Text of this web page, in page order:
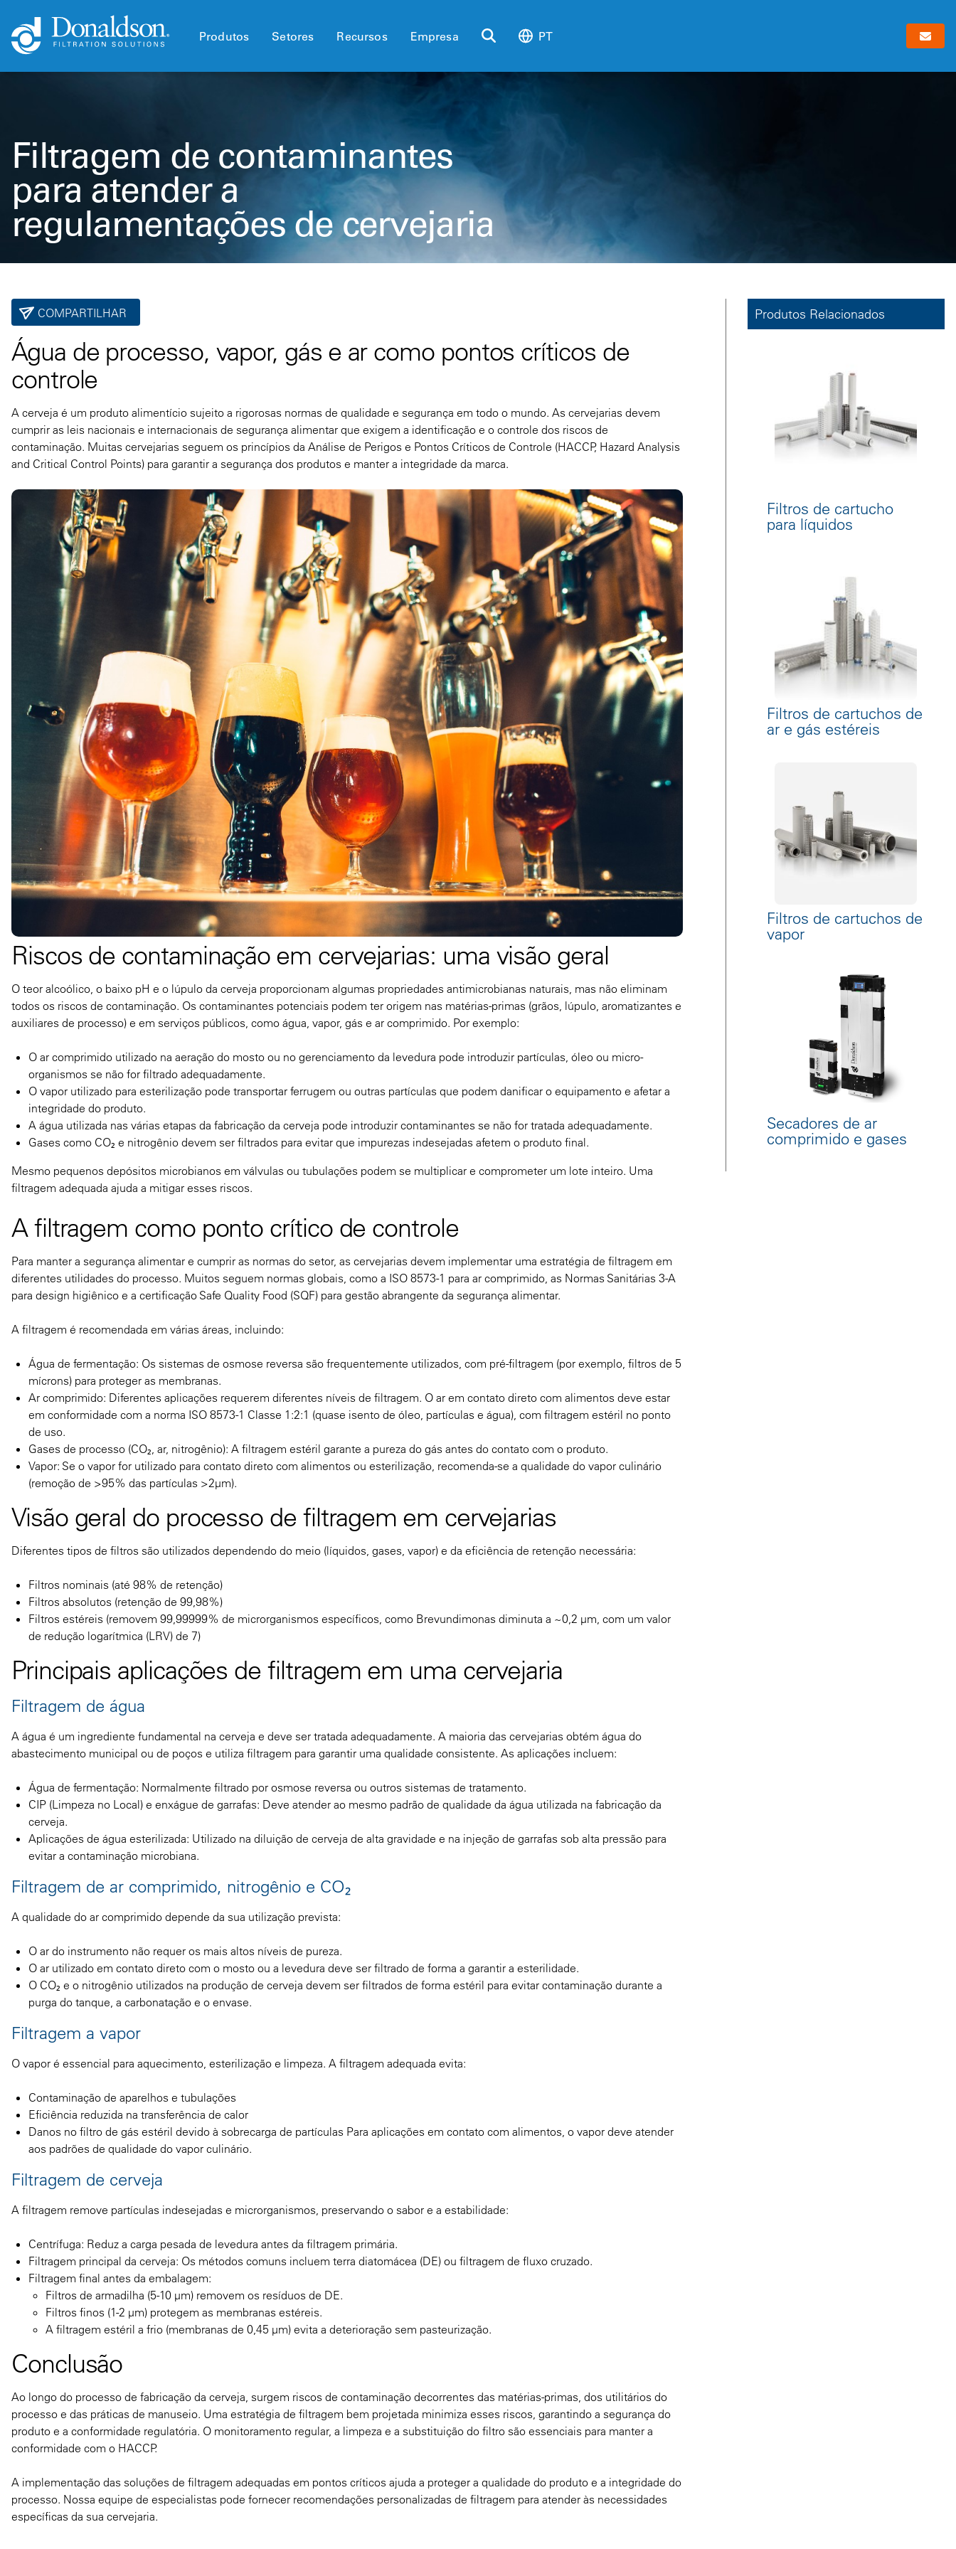
Produtos Setores Recursos Empresa PT
Filtragem de contaminantes
para atender a
regulamentações de cervejaria
COMPARTILHAR
Água de processo, vapor, gás e ar como pontos críticos de
controle
A cerveja é um produto alimentício sujeito a rigorosas normas de qualidade e segurança em todo o mundo. As cervejarias devem
cumprir as leis nacionais e internacionais de segurança alimentar que exigem a identificação e o controle dos riscos de
contaminação. Muitas cervejarias seguem os princípios da Análise de Perigos e Pontos Críticos de Controle (HACCP, Hazard Analysis
and Critical Control Points) para garantir a segurança dos produtos e manter a integridade da marca.
Riscos de contaminação em cervejarias: uma visão geral
O teor alcoólico, o baixo pH e o lúpulo da cerveja proporcionam algumas propriedades antimicrobianas naturais, mas não eliminam
todos os riscos de contaminação. Os contaminantes potenciais podem ter origem nas matérias-primas (grãos, lúpulo, aromatizantes e
auxiliares de processo) e em serviços públicos, como água, vapor, gás e ar comprimido. Por exemplo:
O ar comprimido utilizado na aeração do mosto ou no gerenciamento da levedura pode introduzir partículas, óleo ou micro-
organismos se não for filtrado adequadamente.
O vapor utilizado para esterilização pode transportar ferrugem ou outras partículas que podem danificar o equipamento e afetar a
integridade do produto.
A água utilizada nas várias etapas da fabricação da cerveja pode introduzir contaminantes se não for tratada adequadamente.
Gases como CO₂ e nitrogênio devem ser filtrados para evitar que impurezas indesejadas afetem o produto final.
Mesmo pequenos depósitos microbianos em válvulas ou tubulações podem se multiplicar e comprometer um lote inteiro. Uma
filtragem adequada ajuda a mitigar esses riscos.
A filtragem como ponto crítico de controle
Para manter a segurança alimentar e cumprir as normas do setor, as cervejarias devem implementar uma estratégia de filtragem em
diferentes utilidades do processo. Muitos seguem normas globais, como a ISO 8573-1 para ar comprimido, as Normas Sanitárias 3-A
para design higiênico e a certificação Safe Quality Food (SQF) para gestão abrangente da segurança alimentar.
A filtragem é recomendada em várias áreas, incluindo:
Água de fermentação: Os sistemas de osmose reversa são frequentemente utilizados, com pré-filtragem (por exemplo, filtros de 5
mícrons) para proteger as membranas.
Ar comprimido: Diferentes aplicações requerem diferentes níveis de filtragem. O ar em contato direto com alimentos deve estar
em conformidade com a norma ISO 8573-1 Classe 1:2:1 (quase isento de óleo, partículas e água), com filtragem estéril no ponto
de uso.
Gases de processo (CO₂, ar, nitrogênio): A filtragem estéril garante a pureza do gás antes do contato com o produto.
Vapor: Se o vapor for utilizado para contato direto com alimentos ou esterilização, recomenda-se a qualidade do vapor culinário
(remoção de >95% das partículas >2µm).
Visão geral do processo de filtragem em cervejarias
Diferentes tipos de filtros são utilizados dependendo do meio (líquidos, gases, vapor) e da eficiência de retenção necessária:
Filtros nominais (até 98% de retenção)
Filtros absolutos (retenção de 99,98%)
Filtros estéreis (removem 99,99999% de microrganismos específicos, como Brevundimonas diminuta a ~0,2 µm, com um valor
de redução logarítmica (LRV) de 7)
Principais aplicações de filtragem em uma cervejaria
Filtragem de água
A água é um ingrediente fundamental na cerveja e deve ser tratada adequadamente. A maioria das cervejarias obtém água do
abastecimento municipal ou de poços e utiliza filtragem para garantir uma qualidade consistente. As aplicações incluem:
Água de fermentação: Normalmente filtrado por osmose reversa ou outros sistemas de tratamento.
CIP (Limpeza no Local) e enxágue de garrafas: Deve atender ao mesmo padrão de qualidade da água utilizada na fabricação da
cerveja.
Aplicações de água esterilizada: Utilizado na diluição de cerveja de alta gravidade e na injeção de garrafas sob alta pressão para
evitar a contaminação microbiana.
Filtragem de ar comprimido, nitrogênio e CO₂
A qualidade do ar comprimido depende da sua utilização prevista:
O ar do instrumento não requer os mais altos níveis de pureza.
O ar utilizado em contato direto com o mosto ou a levedura deve ser filtrado de forma a garantir a esterilidade.
O CO₂ e o nitrogênio utilizados na produção de cerveja devem ser filtrados de forma estéril para evitar contaminação durante a
purga do tanque, a carbonatação e o envase.
Filtragem a vapor
O vapor é essencial para aquecimento, esterilização e limpeza. A filtragem adequada evita:
Contaminação de aparelhos e tubulações
Eficiência reduzida na transferência de calor
Danos no filtro de gás estéril devido à sobrecarga de partículas Para aplicações em contato com alimentos, o vapor deve atender
aos padrões de qualidade do vapor culinário.
Filtragem de cerveja
A filtragem remove partículas indesejadas e microrganismos, preservando o sabor e a estabilidade:
Centrífuga: Reduz a carga pesada de levedura antes da filtragem primária.
Filtragem principal da cerveja: Os métodos comuns incluem terra diatomácea (DE) ou filtragem de fluxo cruzado.
Filtragem final antes da embalagem:
Filtros de armadilha (5-10 µm) removem os resíduos de DE.
Filtros finos (1-2 µm) protegem as membranas estéreis.
A filtragem estéril a frio (membranas de 0,45 µm) evita a deterioração sem pasteurização.
Conclusão
Ao longo do processo de fabricação da cerveja, surgem riscos de contaminação decorrentes das matérias-primas, dos utilitários do
processo e das práticas de manuseio. Uma estratégia de filtragem bem projetada minimiza esses riscos, garantindo a segurança do
produto e a conformidade regulatória. O monitoramento regular, a limpeza e a substituição do filtro são essenciais para manter a
conformidade com o HACCP.
A implementação das soluções de filtragem adequadas em pontos críticos ajuda a proteger a qualidade do produto e a integridade do
processo. Nossa equipe de especialistas pode fornecer recomendações personalizadas de filtragem para atender às necessidades
específicas da sua cervejaria.
Produtos Relacionados
Filtros de cartucho
para líquidos
Filtros de cartuchos de
ar e gás estéreis
Filtros de cartuchos de
vapor
Secadores de ar
comprimido e gases